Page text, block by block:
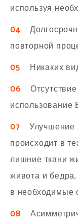
используя
04
повторной
05 Никаких
06
использование
07Улучшение
происходит в
лишние ткани
живота и
в необходимые
08